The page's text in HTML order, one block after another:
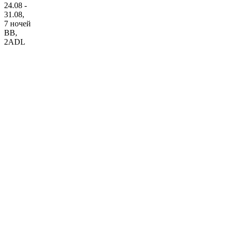
24.08 -
31.08,
7 ночей
BB,
2ADL